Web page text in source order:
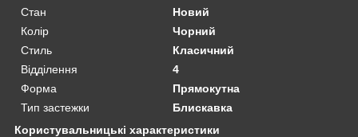
Стан
Новий
Колір
Чорний
Стиль
Класичний
Відділення
4
Форма
Прямокутна
Тип застежки
Блискавка
Користувальницькі характеристики